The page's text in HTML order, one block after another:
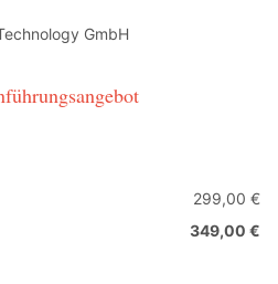
GmbH
299,00 €
349,00 €